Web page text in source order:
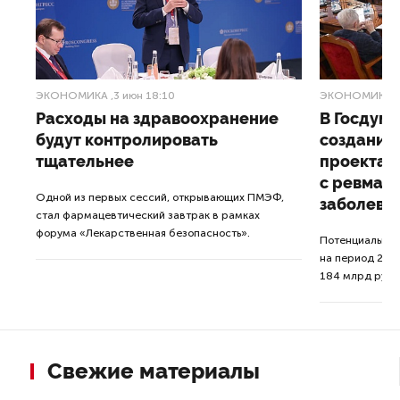
ЭКОНОМИКА ,3 июн 18:10
Расходы на здравоохранение
будут контролировать
тщательнее
Одной из первых сессий, открывающих ПМЭФ,
стал фармацевтический завтрак в рамках
форума «Лекарственная безопасность».
ЭКОНОМИКА
В
проекта
с
на период
184 млрд
Свежие материалы